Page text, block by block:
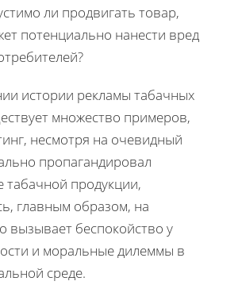
ли продвигать товар,
потенциально нанести вред
истории рекламы табачных
множество примеров,
несмотря на очевидный
пропагандировал
табачной продукции,
главным образом, на
вызывает беспокойство у
и моральные дилеммы в
среде.